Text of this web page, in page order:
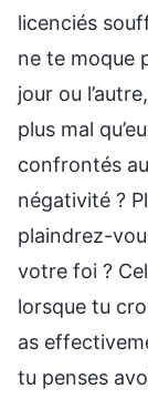
licenciés
ne te moque
jour ou
plus mal
confrontés
négativité ?
plaindrez-
votre foi ?
lorsque tu
as
tu penses